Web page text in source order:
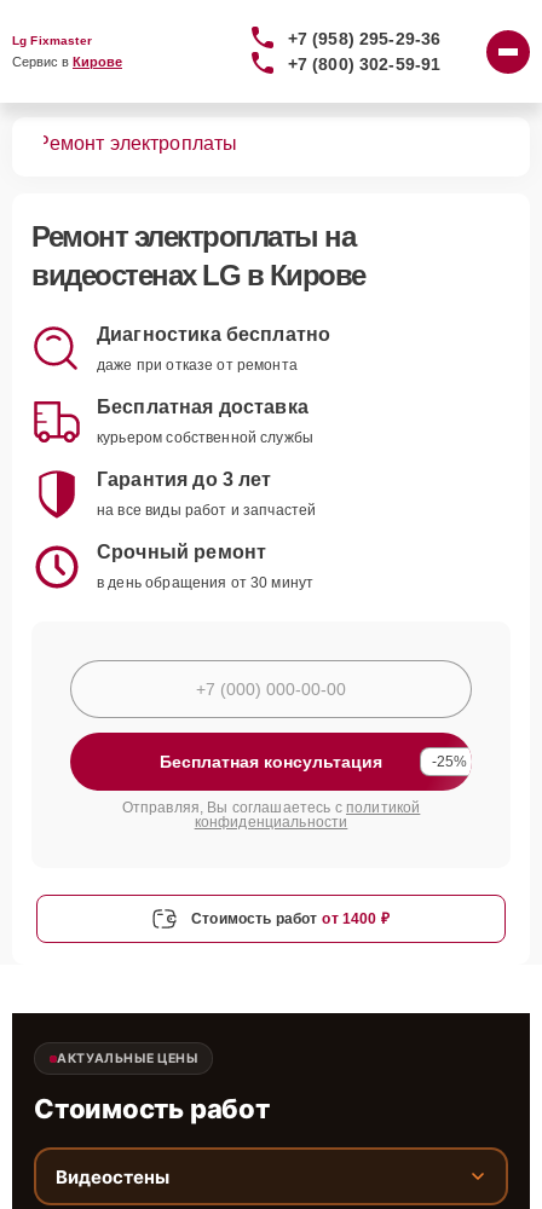
Lg Fixmaster
Сервис в Кирове
+7 (958) 295-29-36
+7 (800) 302-59-91
Ремонт электроплаты
Ремонт электроплаты на
видеостенах LG в Кирове
Диагностика бесплатно
даже при отказе от ремонта
Бесплатная доставка
курьером собственной службы
Гарантия до 3 лет
на все виды работ и запчастей
Срочный ремонт
в день обращения от 30 минут
Бесплатная консультация -25%
Отправляя, Вы соглашаетесь с политикой
конфиденциальности
Стоимость работ от 1400 ₽
АКТУАЛЬНЫЕ ЦЕНЫ
Стоимость работ
Видеостены